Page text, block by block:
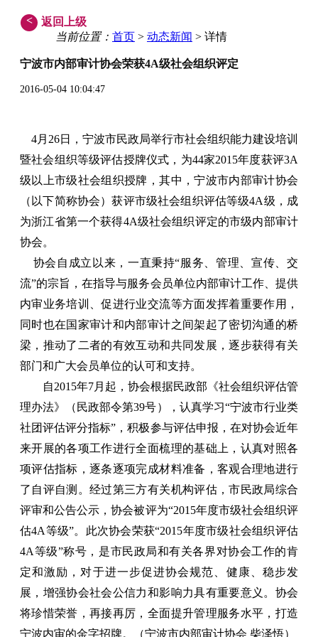
<
返回上级
当前位置： 首页 > 动态新闻 > 详情
宁波市内部审计协会荣获4A级社会组织评定
2016-05-04 10:04:47
4月26日，宁波市民政局举行市社会组织能力建设培训
暨社会组织等级评估授牌仪式，为44家2015年度获评3A
级以上市级社会组织授牌，其中，宁波市内部审计协会
（以下简称协会）获评市级社会组织评估等级4A级，成
为浙江省第一个获得4A级社会组织评定的市级内部审计
协会。
协会自成立以来，一直秉持“服务、管理、宣传、交
流”的宗旨，在指导与服务会员单位内部审计工作、提供
内审业务培训、促进行业交流等方面发挥着重要作用，
同时也在国家审计和内部审计之间架起了密切沟通的桥
梁，推动了二者的有效互动和共同发展，逐步获得有关
部门和广大会员单位的认可和支持。
自2015年7月起，协会根据民政部《社会组织评估管
理办法》（民政部令第39号），认真学习“宁波市行业类
社团评估评分指标”，积极参与评估申报，在对协会近年
来开展的各项工作进行全面梳理的基础上，认真对照各
项评估指标，逐条逐项完成材料准备，客观合理地进行
了自评自测。经过第三方有关机构评估，市民政局综合
评审和公告公示，协会被评为“2015年度市级社会组织评
估4A等级”。此次协会荣获“2015年度市级社会组织评估
4A等级”称号，是市民政局和有关各界对协会工作的肯
定和激励，对于进一步促进协会规范、健康、稳步发
展，增强协会社会公信力和影响力具有重要意义。协会
将珍惜荣誉，再接再厉，全面提升管理服务水平，打造
宁波内审的金字招牌。（宁波市内部审计协会 柴泽悟）